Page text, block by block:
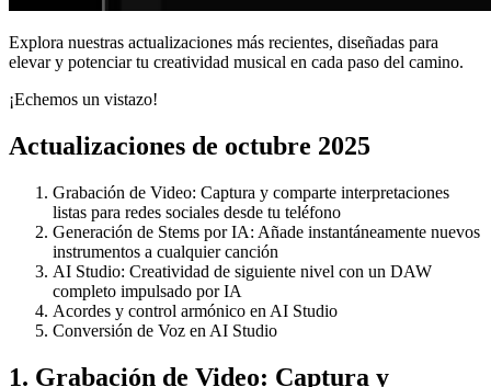
Explora nuestras actualizaciones más recientes, diseñadas para
elevar y potenciar tu creatividad musical en cada paso del camino.
¡Echemos un vistazo!
Actualizaciones de octubre 2025
Grabación de Video: Captura y comparte interpretaciones
listas para redes sociales desde tu teléfono
Generación de Stems por IA: Añade instantáneamente nuevos
instrumentos a cualquier canción
AI Studio: Creatividad de siguiente nivel con un DAW
completo impulsado por IA
Acordes y control armónico en AI Studio
Conversión de Voz en AI Studio
1. Grabación de Video: Captura y